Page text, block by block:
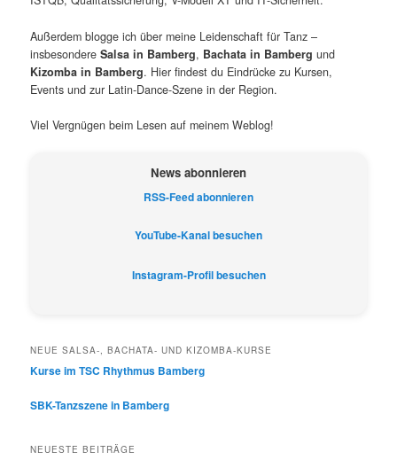
Außerdem blogge ich über meine Leidenschaft für Tanz –
insbesondereSalsa in Bamberg, Bachata in Bamberg und
Kizomba in Bamberg. Hier findest du Eindrücke zu Kursen,
Events und zur Latin-Dance-Szene in der Region.
Viel Vergnügen beim Lesen auf meinem Weblog!
News abonnieren
RSS-Feed abonnieren
YouTube-Kanal besuchen
Instagram-Profil besuchen
NEUE SALSA-, BACHATA- UND KIZOMBA-KURSE
Kurse im TSC Rhythmus Bamberg
SBK-Tanzszene in Bamberg
NEUESTE BEITRÄGE